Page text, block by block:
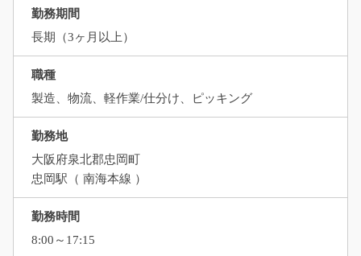
勤務期間
長期（3ヶ月以上）
職種
製造、物流、軽作業/仕分け、ピッキング
勤務地
大阪府泉北郡忠岡町
忠岡駅（ 南海本線 ）
勤務時間
8:00～17:15